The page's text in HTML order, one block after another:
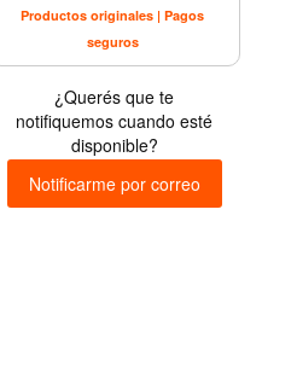
Productos originales | Pagos
seguros
¿Querés que te
notifiquemos cuando esté
disponible?
Notificarme por correo